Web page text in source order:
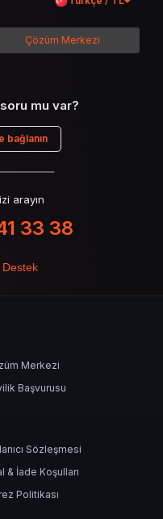
hediye kartı
da bahsedilecektir.
Çözüm Merkezi
soru mu var?
bağlanın
arayın
33 38
Merkezi
Başvurusu
Sözleşmesi
& İade Koşulları
Politikası